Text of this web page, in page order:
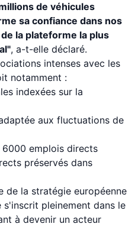
de véhicules
sa confiance dans nos
la plateforme la plus
, a-t-elle déclaré.
intenses avec les
notamment :
indexées sur la
aux fluctuations de
6000 emplois directs
préservés dans
de la stratégie européenne
pleinement dans le
à devenir un acteur